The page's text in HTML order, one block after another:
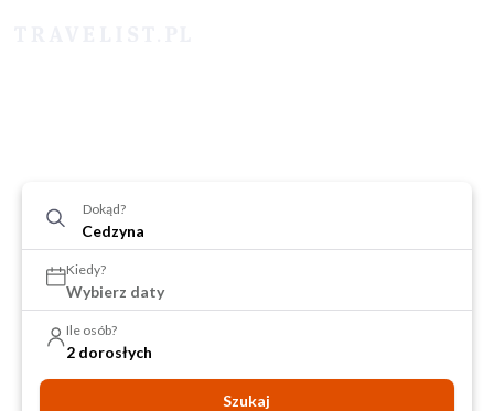
Dokąd?
Kiedy?
Wybierz daty
Ile osób?
2 dorosłych
Szukaj